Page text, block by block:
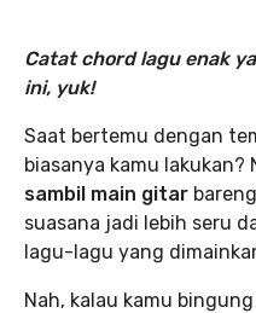
Catat chord lagu enak
ini, yuk!
Saat bertemu dengan
biasanya kamu lakukan?
sambil main gitar
suasana jadi lebih seru
lagu-lagu yang
Nah, kalau kamu